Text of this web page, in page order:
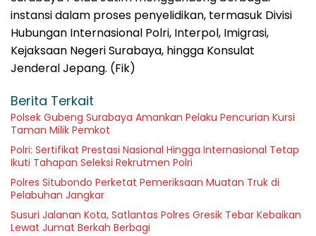
instansi dalam proses penyelidikan, termasuk Divisi
Hubungan Internasional Polri, Interpol, Imigrasi,
Kejaksaan Negeri Surabaya, hingga Konsulat
Jenderal Jepang. (Fik)
Berita Terkait
Polsek Gubeng Surabaya Amankan Pelaku Pencurian Kursi
Taman Milik Pemkot
Polri: Sertifikat Prestasi Nasional Hingga Internasional Tetap
Ikuti Tahapan Seleksi Rekrutmen Polri
Polres Situbondo Perketat Pemeriksaan Muatan Truk di
Pelabuhan Jangkar
Susuri Jalanan Kota, Satlantas Polres Gresik Tebar Kebaikan
Lewat Jumat Berkah Berbagi